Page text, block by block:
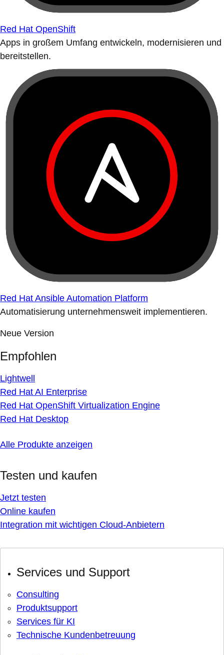
Red Hat OpenShift
Apps in großem Umfang entwickeln, modernisieren und
bereitstellen.
Red Hat Ansible Automation Platform
Automatisierung unternehmensweit implementieren.
Neue Version
Empfohlen
Lightwell
Red Hat AI Enterprise
Red Hat OpenShift Virtualization Engine
Red Hat Desktop
Alle Produkte anzeigen
Testen und kaufen
Jetzt testen
Online kaufen
Integration mit wichtigen Cloud-Anbietern
Services und Support
Consulting
Produktsupport
Services für KI
Technische Kundenbetreuung